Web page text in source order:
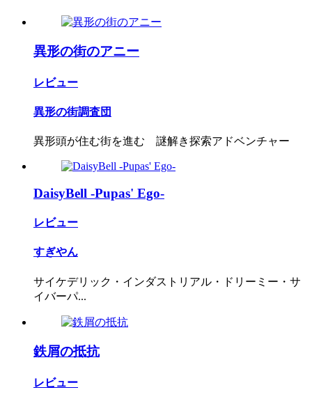
異形の街のアニー
レビュー
異形の街調査団
異形頭が住む街を進む 謎解き探索アドベンチャー
DaisyBell -Pupas' Ego-
レビュー
すぎやん
サイケデリック・インダストリアル・ドリーミー・サ
イバーパ...
鉄屑の抵抗
レビュー